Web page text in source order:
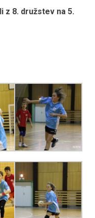
z 8. družstev na 5.